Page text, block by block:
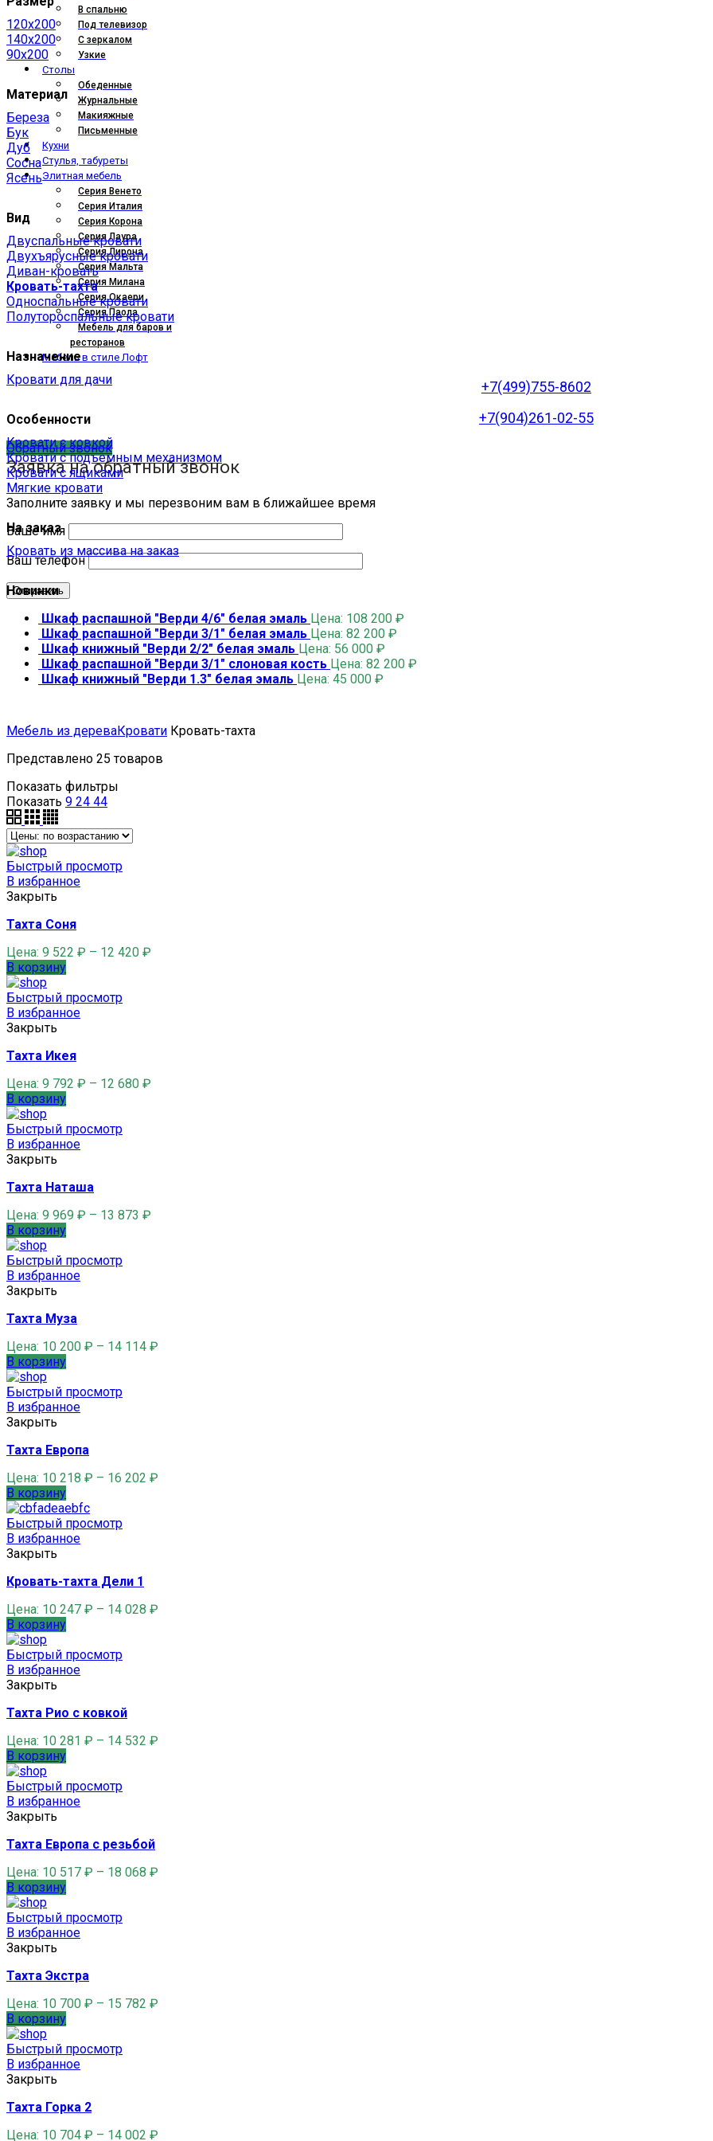
В спальню
Под телевизор
С зеркалом
Узкие
Столы
Обеденные
Журнальные
Макияжные
Письменные
Кухни
Стулья, табуреты
Элитная мебель
Серия Венето
Серия Италия
Серия Корона
Серия Лаура
Серия Лирона
Серия Мальта
Серия Милана
Серия Окаери
Серия Паола
Мебель для баров и
ресторанов
Мебель в стиле Лофт
+7(499)755-8602
+7(904)261-02-55
Обратный звонок
Заявка на обратный звонок
Заполните заявку и мы перезвоним вам в ближайшее время
Ваше имя
Ваш телефон
120x200
140x200
90x200
Материал
Береза
Бук
Дуб
Сосна
Ясень
Вид
Двуспальные кровати
Двухъярусные кровати
Диван-кровать
Кровать-тахта
Односпальные кровати
Полутороспальные кровати
Назначение
Кровати для дачи
Особенности
Кровати с ковкой
Кровати с подъемным механизмом
Кровати с ящиками
Мягкие кровати
На заказ
Кровать из массива на заказ
Новинки
Шкаф распашной "Верди 4/6" белая эмаль Цена: 108 200 ₽
Шкаф распашной "Верди 3/1" белая эмаль Цена: 82 200 ₽
Шкаф книжный "Верди 2/2" белая эмаль Цена: 56 000 ₽
Шкаф распашной "Верди 3/1" слоновая кость Цена: 82 200 ₽
Шкаф книжный "Верди 1.3" белая эмаль Цена: 45 000 ₽
Мебель из дереваКровати Кровать-тахта
Представлено 25 товаров
Показать фильтры
Показать 9 24 44
Быстрый просмотр
В избранное
Закрыть
Тахта Соня
Цена: 9 522 ₽ – 12 420 ₽
В корзину
Быстрый просмотр
В избранное
Закрыть
Тахта Икея
Цена: 9 792 ₽ – 12 680 ₽
В корзину
Быстрый просмотр
В избранное
Закрыть
Тахта Наташа
Цена: 9 969 ₽ – 13 873 ₽
В корзину
Быстрый просмотр
В избранное
Закрыть
Тахта Муза
Цена: 10 200 ₽ – 14 114 ₽
В корзину
Быстрый просмотр
В избранное
Закрыть
Тахта Европа
Цена: 10 218 ₽ – 16 202 ₽
В корзину
Быстрый просмотр
В избранное
Закрыть
Кровать-тахта Дели 1
Цена: 10 247 ₽ – 14 028 ₽
В корзину
Быстрый просмотр
В избранное
Закрыть
Тахта Рио с ковкой
Цена: 10 281 ₽ – 14 532 ₽
В корзину
Быстрый просмотр
В избранное
Закрыть
Тахта Европа с резьбой
Цена: 10 517 ₽ – 18 068 ₽
В корзину
Быстрый просмотр
В избранное
Закрыть
Тахта Экстра
Цена: 10 700 ₽ – 15 782 ₽
В корзину
Быстрый просмотр
В избранное
Закрыть
Тахта Горка 2
Цена: 10 704 ₽ – 14 002 ₽